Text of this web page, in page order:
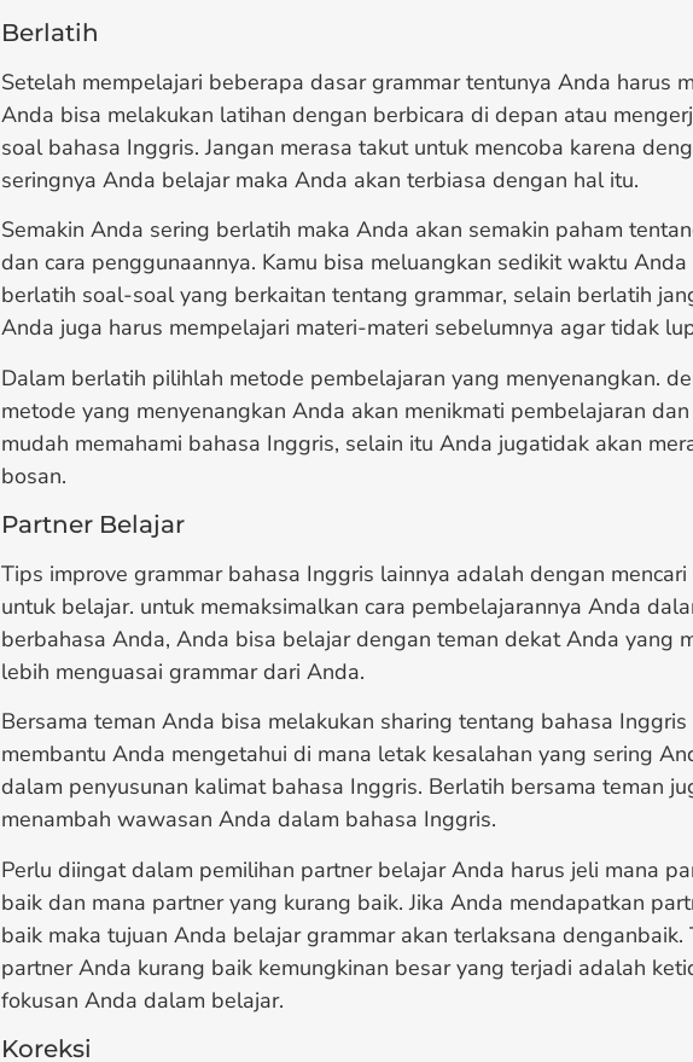
Berlatih
Setelah mempelajari beberapa dasar grammar tentunya Anda harus
Anda bisa melakukan latihan dengan berbicara di depan atau
soal bahasa Inggris. Jangan merasa takut untuk mencoba karena
seringnya Anda belajar maka Anda akan terbiasa dengan hal itu.
Semakin Anda sering berlatih maka Anda akan semakin paham
dan cara penggunaannya. Kamu bisa meluangkan sedikit waktu
berlatih soal-soal yang berkaitan tentang grammar, selain berlatih
Anda juga harus mempelajari materi-materi sebelumnya agar tidak
Dalam berlatih pilihlah metode pembelajaran yang menyenangkan.
metode yang menyenangkan Anda akan menikmati pembelajaran
mudah memahami bahasa Inggris, selain itu Anda jugatidak akan
bosan.
Partner Belajar
Tips improve grammar bahasa Inggris lainnya adalah dengan mencari
untuk belajar. untuk memaksimalkan cara pembelajarannya Anda
berbahasa Anda, Anda bisa belajar dengan teman dekat Anda yang
lebih menguasai grammar dari Anda.
Bersama teman Anda bisa melakukan sharing tentang bahasa
membantu Anda mengetahui di mana letak kesalahan yang sering
dalam penyusunan kalimat bahasa Inggris. Berlatih bersama teman
menambah wawasan Anda dalam bahasa Inggris.
Perlu diingat dalam pemilihan partner belajar Anda harus jeli mana
baik dan mana partner yang kurang baik. Jika Anda mendapatkan
baik maka tujuan Anda belajar grammar akan terlaksana denganbaik.
partner Anda kurang baik kemungkinan besar yang terjadi adalah
fokusan Anda dalam belajar.
Koreksi